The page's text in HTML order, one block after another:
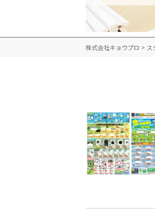
株式会社キョウプロ > ス